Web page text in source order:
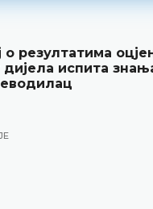
за радно